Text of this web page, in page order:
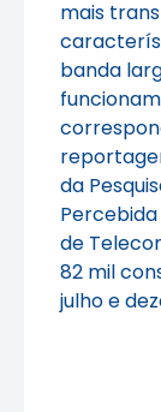
mais
banda
da
de
82 mil
julho e